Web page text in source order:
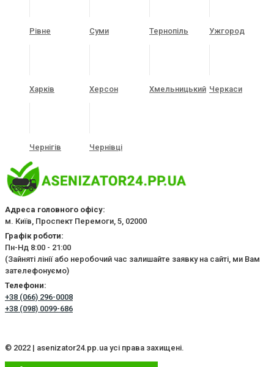
Рівне Суми Тернопіль Ужгород
Харків Херсон Хмельницький Черкаси
Чернігів Чернівці
Адреса головного офісу:
м. Київ, Проспект Перемоги, 5, 02000
Графік роботи:
Пн-Нд 8:00 - 21:00
(Зайняті лінії або неробочий час залишайте заявку на сайті, ми Вам
зателефонуємо)
Телефони:
+38 (066) 296-0008
+38 (098) 0099-686
© 2022 | asenizator24.pp.ua усі права захищені.